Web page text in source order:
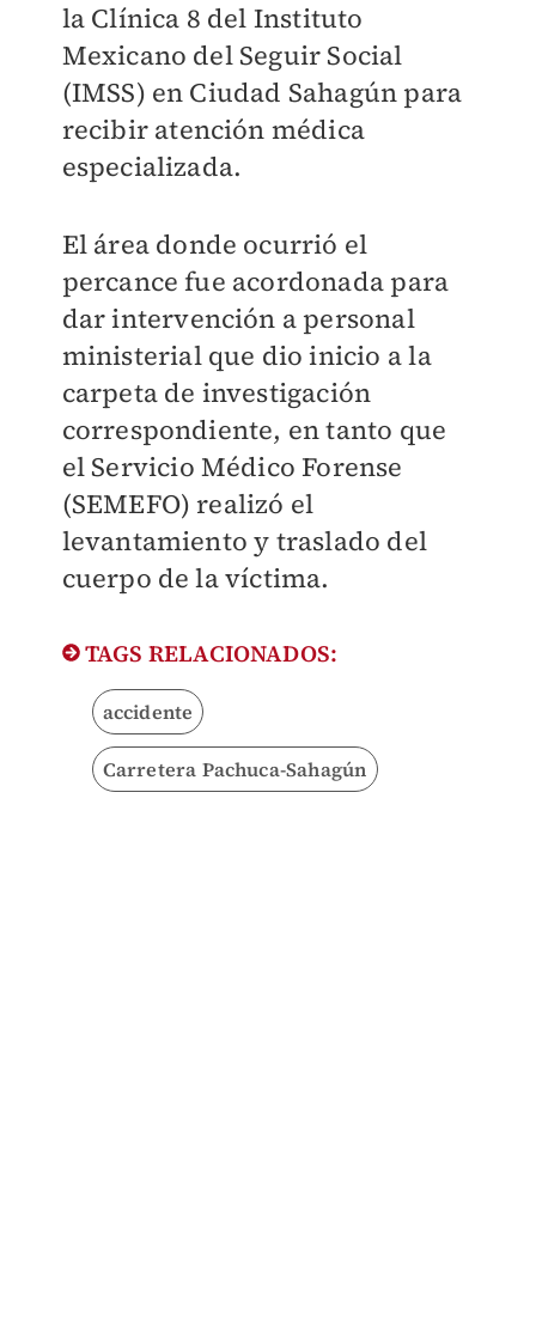
la Clínica 8 del Instituto
Mexicano del Seguir Social
(IMSS) en Ciudad Sahagún para
recibir atención médica
especializada.
El área donde ocurrió el
percance fue acordonada para
dar intervención a personal
ministerial que dio inicio a la
carpeta de investigación
correspondiente, en tanto que
el Servicio Médico Forense
(SEMEFO) realizó el
levantamiento y traslado del
cuerpo de la víctima.
TAGS RELACIONADOS:
accidente
Carretera Pachuca-Sahagún